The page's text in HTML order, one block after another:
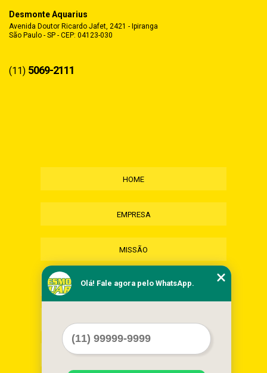
Desmonte Aquarius
Avenida Doutor Ricardo Jafet, 2421 - Ipiranga
São Paulo - SP - CEP: 04123-030
(11) 5069-2111
HOME
EMPRESA
MISSÃO
SERVIÇOS
MAPA DO SITE
Olá! Fale agora pelo WhatsApp.